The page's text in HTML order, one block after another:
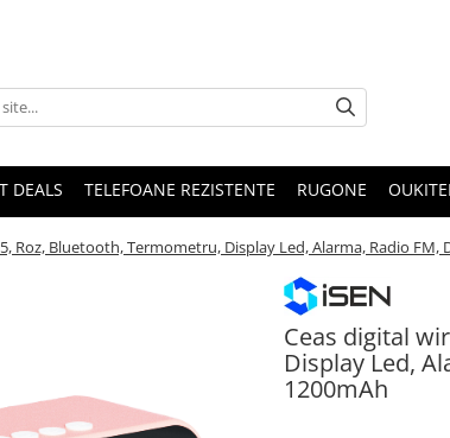
DEALS TELEFOANE REZISTENTE RUGONE
Roz, Bluetooth, Termometru, Display Led, Alarma, Radio FM,
Ceas digital
Display Led,
1200mAh